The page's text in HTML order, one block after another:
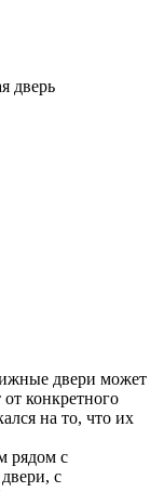
дверь
двери может
конкретного
на то, что их
рядом с
с